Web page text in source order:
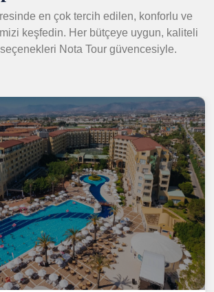
en çok tercih edilen, konforlu ve
keşfedin. Her bütçeye uygun, kaliteli
Nota Tour güvencesiyle.